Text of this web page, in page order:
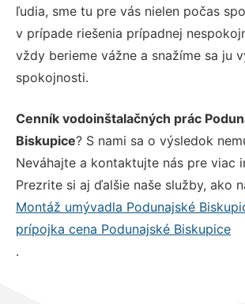
ľudia, sme tu pre vás nielen počas
v prípade riešenia prípadnej
vždy berieme vážne a snažíme sa ju
spokojnosti.
Cenník vodoinštalačných prác
Biskupice? S nami sa o výsledok
Neváhajte a kontaktujte nás pre viac
Prezrite si aj ďalšie naše služby, ako
Montáž umývadla Podunajské
prípojka cena Podunajské Biskupice
.